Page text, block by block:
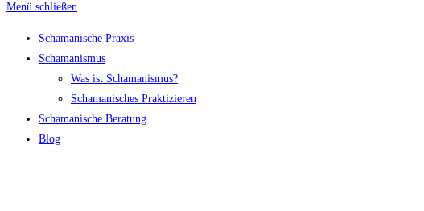
Menü schließen
Schamanische Praxis
Schamanismus
Was ist Schamanismus?
Schamanisches Praktizieren
Schamanische Beratung
Blog